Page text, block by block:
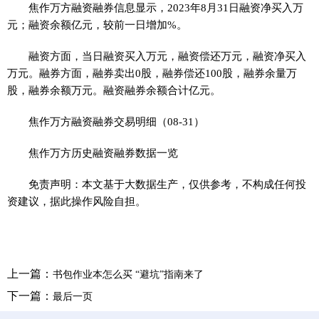
焦作万方融资融券信息显示，2023年8月31日融资净买入万
元；融资余额亿元，较前一日增加%。
融资方面，当日融资买入万元，融资偿还万元，融资净买入
万元。融券方面，融券卖出0股，融券偿还100股，融券余量万
股，融券余额万元。融资融券余额合计亿元。
焦作万方融资融券交易明细（08-31）
焦作万方历史融资融券数据一览
免责声明：本文基于大数据生产，仅供参考，不构成任何投
资建议，据此操作风险自担。
上一篇： 书包作业本怎么买 “避坑”指南来了
下一篇： 最后一页